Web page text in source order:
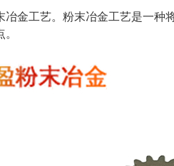
冶金工艺。粉末冶金工艺是一